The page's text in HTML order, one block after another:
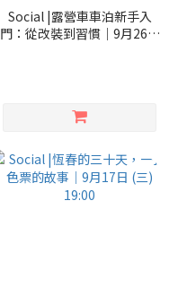
Social |露營車車泊新手入
門：從改裝到習慣｜9月26日